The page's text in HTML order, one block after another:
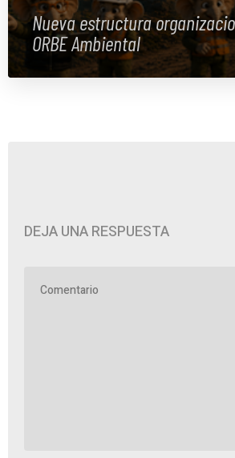
Nueva estructura
ORBE Ambiental
DEJA UNA RESPUESTA